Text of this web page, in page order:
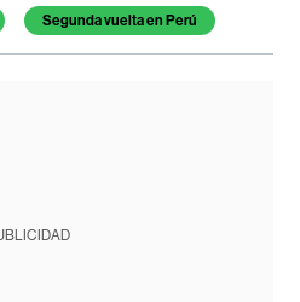
Segunda vuelta en Perú